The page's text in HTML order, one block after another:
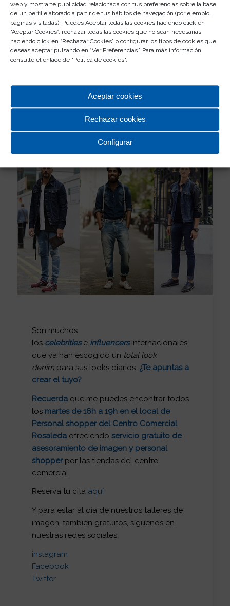
web y mostrarte publicidad relacionada con tus preferencias sobre la base
de un perfil elaborado a partir de tus hábitos de navegación (por ejemplo,
páginas visitadas). Puedes Aceptar todas las cookies haciendo click en
“Aceptar Cookies”, rechazar todas las cookies que no sean necesarias
haciendo click en “Rechazar Cookies” o configurar los tipos de cookies que
deseas aceptar pulsando en “Ver Preferencias.” Para más información
consulte el enlace de "Política de cookies".
Aceptar cookies
Rechazar cookies
Configurar
Hombres
urbano. Si te animas, prueba a combinar tus
camisadenimcon botines y tirantes…¡te va a
Son muchos
los celebrities e influencers internacionales
que ya han escogido un total look
denim para sus looks diarios. ¿Te apuntas a
crear el tuyo?
Recuerda que me puedes encontrar todos
los martes de 16h a 19h en el local de
Personal shopper del Centro Comercial
Rosaleda ofreciendoservicio gratuito de
asesoramiento de imagen y personal
shopperpor las tiendas del centro
comercial.
Reserva tu cita aquí
Y para estar al día de nuestros talleres de
imagen, también gratuitos, síguenos en
nuestras redes sociales.
instagram
Facebook
Twitter